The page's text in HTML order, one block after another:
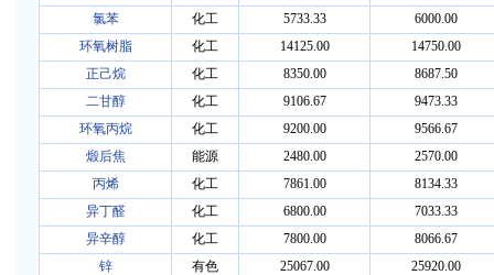
氯苯
化工 5733.33
6000.00
环氧树脂
化工 14125.00
14750.00
正己烷
化工 8350.00
8687.50
二甘醇
化工 9106.67
9473.33
环氧丙烷
化工 9200.00
9566.67
煅后焦
能源 2480.00
2570.00
丙烯
化工 7861.00
8134.33
异丁醛
化工 6800.00
7033.33
异辛醇
化工 7800.00
8066.67
锌
有色 25067.00
25920.00